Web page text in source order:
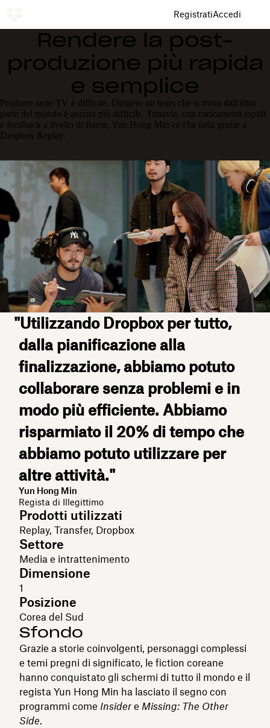
RegistratiAccedi
Rendere la post-
produzione più rapida
e semplice
Produrre serie TV è difficile. Dirigere un team che si trova dall'altra
parte del mondo è ancora più difficile. Tuttavia, con caricamenti rapidi
e feedback a livello di frame, Yun Hong Min ce l'ha fatta grazie a
Dropbox Replay.
"Utilizzando Dropbox per tutto,
dalla pianificazione alla
finalizzazione, abbiamo potuto
collaborare senza problemi e in
modo più efficiente. Abbiamo
risparmiato il 20% di tempo che
abbiamo potuto utilizzare per
altre attività."
Yun Hong Min
Regista di Illegittimo
Prodotti utilizzati
Replay, Transfer, Dropbox
Settore
Media e intrattenimento
Dimensione
1
Posizione
Corea del Sud
Sfondo
Grazie a storie coinvolgenti, personaggi complessi
e temi pregni di significato, le fiction coreane
hanno conquistato gli schermi di tutto il mondo e il
regista Yun Hong Min ha lasciato il segno con
programmi come Insidere Missing: The Other
Side.